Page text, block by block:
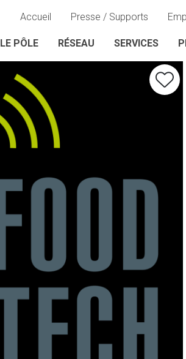
Accueil Presse / Supports
LE PÔLE RÉSEAU SERVICES